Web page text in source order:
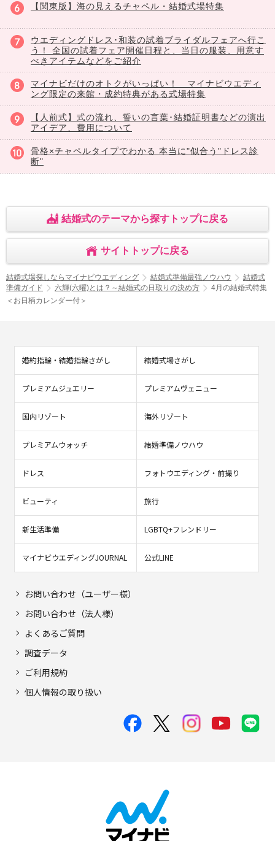
【関東版】海の見えるチャペル・結婚式場特集
ウエディングドレス･和装の試着ブライダルフェアへ行こ
う！ 全国の試着フェア開催日程と、当日の服装、用意す
べきアイテムなどをご紹介
マイナビだけのオトクがいっぱい！ マイナビウエディ
ング限定の来館・成約特典がある式場特集
【人前式】式の流れ、誓いの言葉･結婚証明書などの演出
アイデア、費用について
骨格×チャペルタイプでわかる 本当に"似合う"ドレス診
断"
結婚式のテーマから探すトップに戻る
サイトトップに戻る
結婚式場探しならマイナビウエディング 結婚式準備最強ノウハウ
結婚式
準備ガイド
六輝(六曜)とは？～結婚式の日取りの決め方
4月の結婚式特集
＜お日柄カレンダー付＞
婚約指輪・結婚指輪さがし 結婚式場さがし
プレミアムジュエリー プレミアムヴェニュー
国内リゾート 海外リゾート
プレミアムウォッチ 結婚準備ノウハウ
ドレス フォトウエディング・前撮り
ビューティ 旅行
新生活準備 LGBTQ+フレンドリー
マイナビウエディングJOURNAL 公式LINE
お問い合わせ（ユーザー様）
お問い合わせ（法人様）
よくあるご質問
調査データ
ご利用規約
個人情報の取り扱い